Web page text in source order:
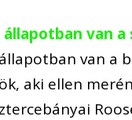
van
van a
aki ellen